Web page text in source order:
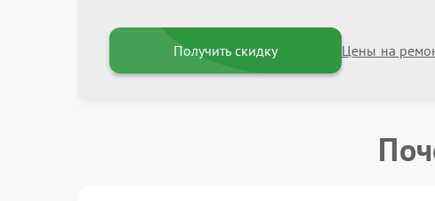
Получить скидку Цены на